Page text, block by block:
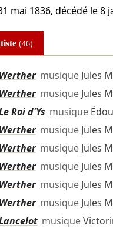
mai 1836, décédé le8
(46)
Werthermusique Jules
Werthermusique Jules
Roi d'Ys musique
Werthermusique Jules
Werthermusique Jules
Werthermusique Jules
Werthermusique Jules
Werthermusique Jules
musique